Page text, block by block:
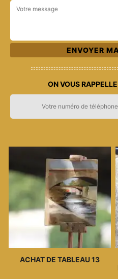
ON VOUS
ACHAT DE TABLEAU 13